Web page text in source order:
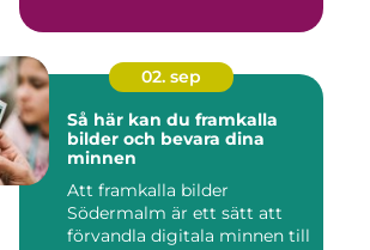
02. sep
Så här kan du framkalla
bilder och bevara dina
minnen
Att framkalla bilder
Södermalm är ett sätt att
förvandla digitala minnen till